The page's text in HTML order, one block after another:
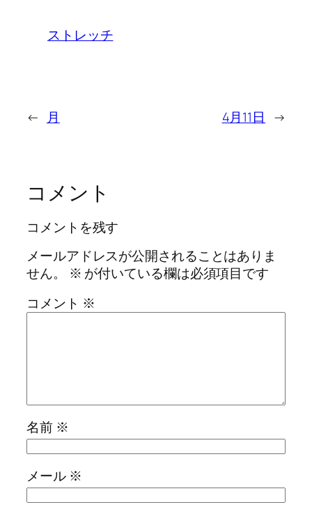
ストレッチ
← 月 4月11日 →
コメント
コメントを残す
メールアドレスが公開されることはありま
せん。
※ が付いている欄は必須項目です
コメント ※
名前 ※
メール ※